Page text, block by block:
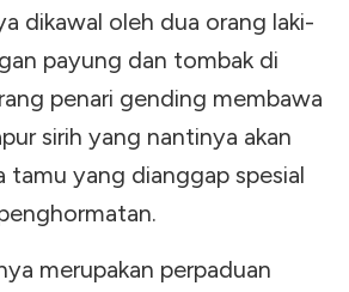
dikawal oleh dua orang laki-
payung dan tombak di
penari gending membawa
sirih yang nantinya akan
tamu yang dianggap spesial
merupakan perpaduan